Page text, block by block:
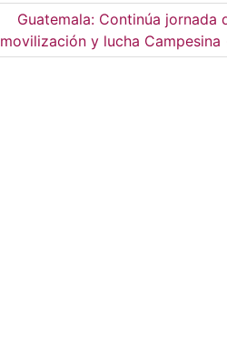
Guatemala: Continúa jornada
movilización y lucha Campesina